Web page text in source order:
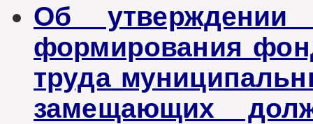
Об
формирования
труда
замещающих